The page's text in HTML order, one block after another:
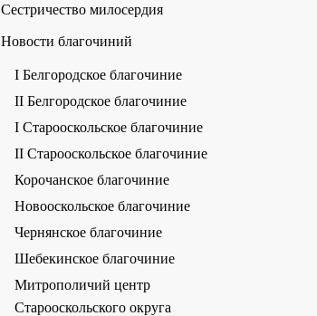
Сестричество милосердия
Новости благочиний
I Белгородское благочиние
II Белгородское благочиние
I Старооскольское благочиние
II Старооскольское благочиние
Корочанское благочиние
Новооскольское благочиние
Чернянское благочиние
Шебекинское благочиние
Митрополичий центр
Старооскольского округа